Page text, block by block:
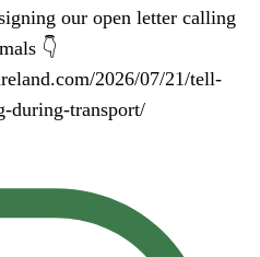
our open letter calling
👇
2026/07/21/tell-
during-transport/